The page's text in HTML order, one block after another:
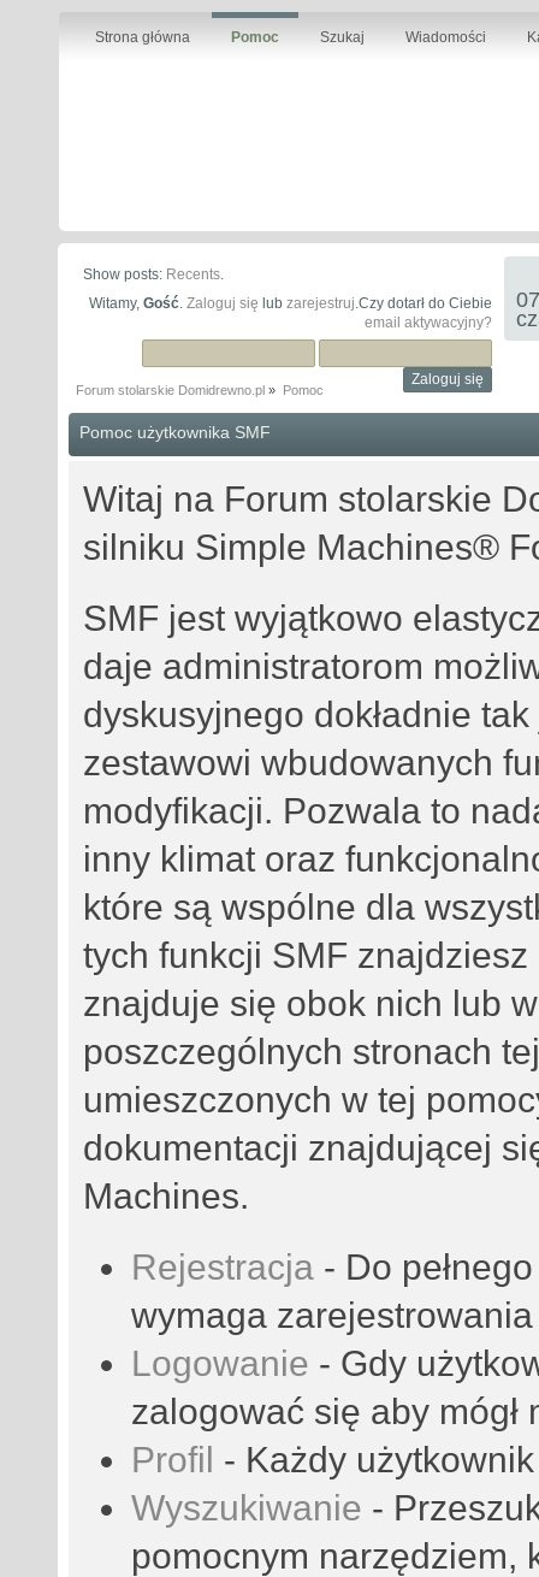
Strona główna Pomoc Szukaj Wiadomości
Show posts: Recents.
Witamy, Gość. Zaloguj się lub zarejestruj.Czy dotarł do Ciebie
email aktywacyjny?
Forum stolarskie Domidrewno.pl » Pomoc
Pomoc użytkownika SMF
Witaj na Forum stolarskie
silniku Simple Machines®
SMF jest wyjątkowo
daje administratorom
dyskusyjnego dokładnie
zestawowi wbudowanych
modyfikacji. Pozwala to
inny klimat oraz
które są wspólne dla
tych funkcji SMF
znajduje się obok nich lub
poszczególnych stronach
umieszczonych w tej
dokumentacji znajdującej
Machines.
Rejestracja - Do
wymaga
Logowanie - Gdy
zalogować się aby
Profil - Każdy
Wyszukiwanie -
pomocnym narzędziem,